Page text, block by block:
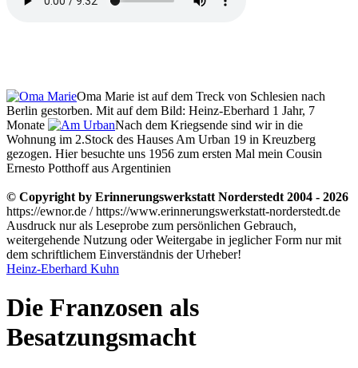
Oma Marie ist auf dem Treck von Schlesien nach
Berlin gestorben. Mit auf dem Bild: Heinz-Eberhard 1 Jahr, 7
Monate
Nach dem Kriegsende sind wir in die
Wohnung im 2.Stock des Hauses Am Urban 19 in Kreuzberg
gezogen. Hier besuchte uns 1956 zum ersten Mal mein Cousin
Ernesto Potthoff aus Argentinien
© Copyright by Erinnerungswerkstatt Norderstedt 2004 - 2026
https://ewnor.de / https://www.erinnerungswerkstatt-norderstedt.de
Ausdruck nur als Leseprobe zum persönlichen Gebrauch,
weitergehende Nutzung oder Weitergabe in jeglicher Form nur mit
dem schriftlichem Einverständnis der Urheber!
Heinz-Eberhard Kuhn
Die Franzosen als
Besatzungsmacht